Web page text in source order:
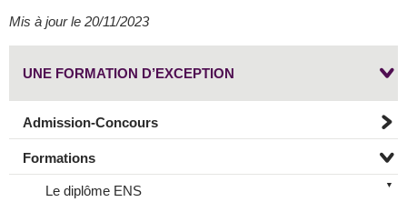
Mis à jour le 20/11/2023
UNE FORMATION D’EXCEPTION
Admission-Concours
Formations
Le diplôme ENS